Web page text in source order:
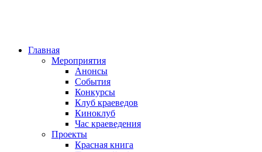
Главная
Мероприятия
Анонсы
События
Конкурсы
Клуб краеведов
Киноклуб
Час краеведения
Проекты
Красная книга